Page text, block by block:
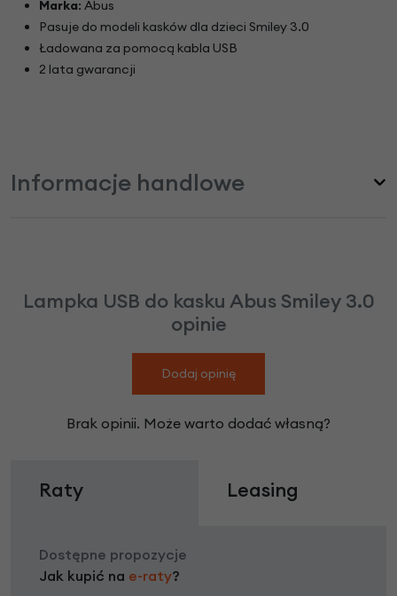
Marka: Abus
Pasuje do modeli kasków dla dzieci Smiley 3.0
Ładowana za pomocą kabla USB
2 lata gwarancji
Informacje handlowe
Lampka USB do kasku Abus Smiley 3.0
opinie
Dodaj opinię
Brak opinii. Może warto dodać własną?
Raty Leasing
Dostępne propozycje
Jak kupić na e-raty?